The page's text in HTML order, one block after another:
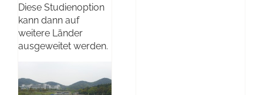
Diese Studienoption
kann dann auf
weitere Länder
ausgeweitet werden.